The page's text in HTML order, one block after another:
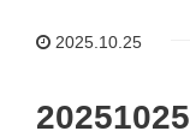
2025.10.25